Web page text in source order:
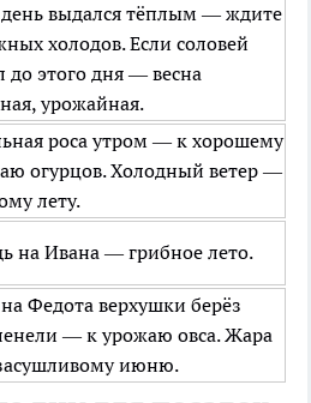
выдался тёплым — ждите
холодов. Если соловей
до этого дня — весна
урожайная.
роса утром — к хорошему
огурцов. Холодный ветер —
лету.
на Ивана — грибное лето.
Федота верхушки берёз
— к урожаю овса. Жара
июню.